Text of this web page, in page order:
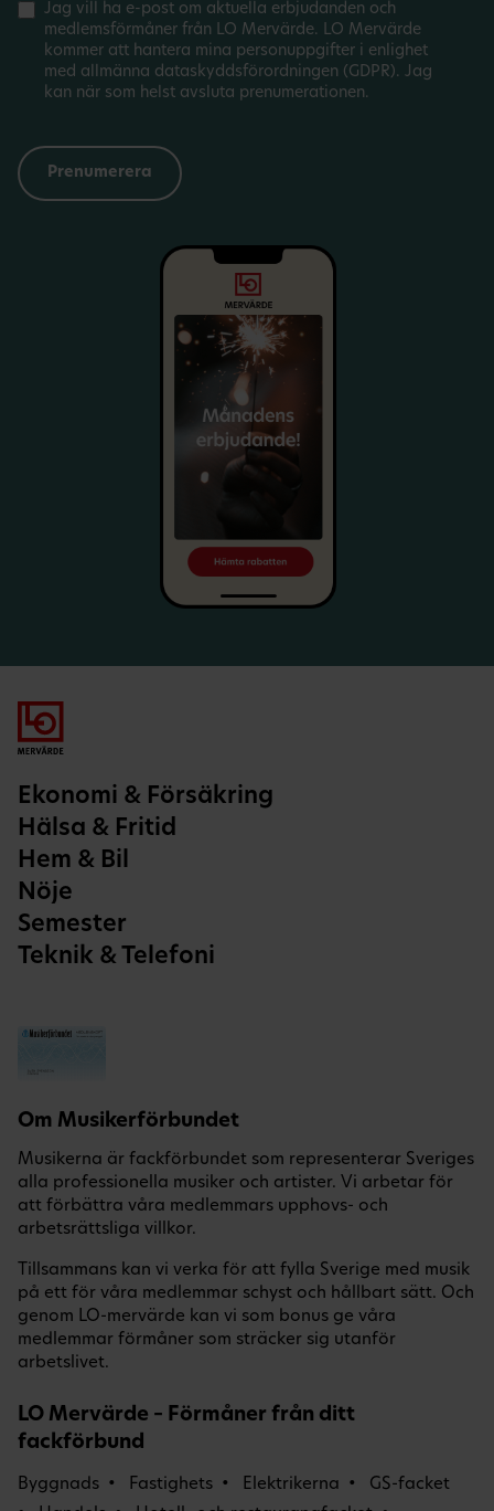
Jag vill ha e-post om aktuella erbjudanden och
medlemsförmåner från LO Mervärde. LO Mervärde
kommer att hantera mina personuppgifter i enlighet
med allmänna dataskyddsförordningen (GDPR). Jag
kan när som helst avsluta prenumerationen.
Ekonomi & Försäkring
Hälsa & Fritid
Hem & Bil
Nöje
Semester
Teknik & Telefoni
Om Musikerförbundet
Musikerna är fackförbundet som representerar Sveriges
alla professionella musiker och artister. Vi arbetar för
att förbättra våra medlemmars upphovs- och
arbetsrättsliga villkor.
Tillsammans kan vi verka för att fylla Sverige med musik
på ett för våra medlemmar schyst och hållbart sätt. Och
genom LO-mervärde kan vi som bonus ge våra
medlemmar förmåner som sträcker sig utanför
arbetslivet.
LO Mervärde – Förmåner från ditt
fackförbund
Byggnads Fastighets Elektrikerna
GS-facket